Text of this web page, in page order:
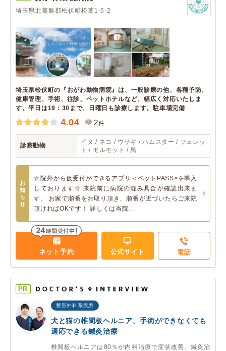
埼玉県北葛飾郡松伏町松葉1-6-2
埼玉県松伏町の『おがわ動物病院』は、一般診療の他、各種予防、
健康管理、手術、往診、ペットホテルなど、幅広く対応いたしま
す。平日は19：30まで、日曜日も診療します。駐車場完備
4.04 2件
診察動物
イヌ / ネコ / ウサギ / ハムスター / フェレッ
ト / モルモット / 鳥
お
知
ら
せ
☆院外から仮受付ができるアプリ＜ペットPASS>を導入
しております☆ 来院前に病院の混み具合が確認出来ま
す。 お家で順番をお取り頂き、順番が近づいたらご来院
頂ければOKです！ 詳しくは当院...
ネット予約 公式サイト 電話
PR
整形外科系疾患
犬と猫の椎間板ヘルニア、手術ができなくても
適応できる鍼灸治療
椎間板ヘルニアは80％が内科治療で症状改善。鍼灸治